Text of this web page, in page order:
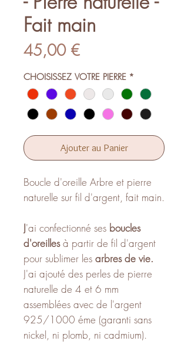
Fait main
45,00 €Prix
CHOISISSEZ VOTRE PIERRE *
Ajouter au Panier
Boucle d'oreille Arbre et pierre
naturelle sur fil d'argent, fait main.
J'ai confectionné ses boucles
d'oreillesà partir de fil d'argent
pour sublimer les arbres de vie.
J'ai ajouté des perles de pierre
naturelle de 4 et 6 mm
assemblées avec de l'argent
925/1000 éme (garanti sans
nickel, ni plomb, ni cadmium).